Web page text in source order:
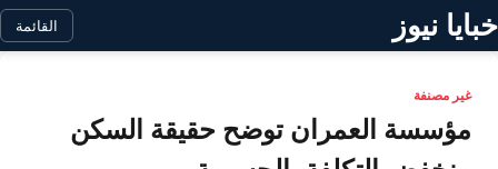
خبايا نيوز القائمة
غير مصنفة
مؤسسة العمران توضح حقيقة السكن